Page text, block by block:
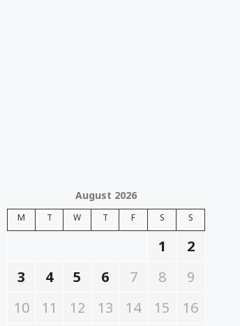
August 2026
M T W T F S S
1
2
3
4 5 6 7 8
9
10
11 12 13 14 15
16